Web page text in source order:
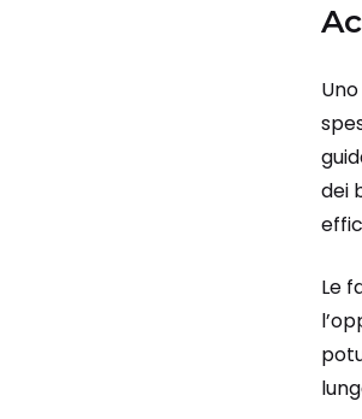
dei
Le